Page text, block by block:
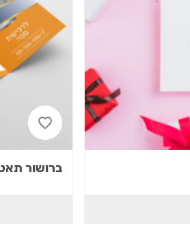
ברושור